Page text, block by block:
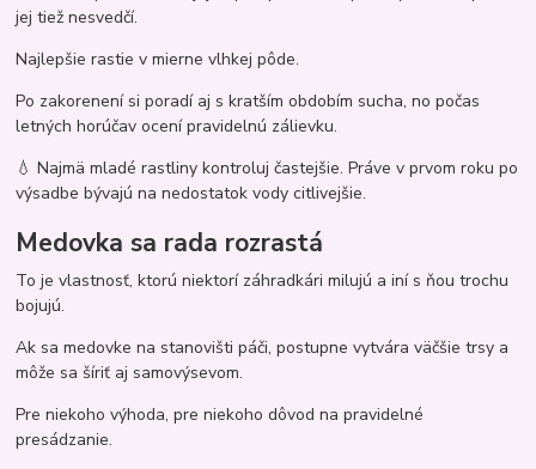
jej tiež nesvedčí.
Najlepšie rastie v mierne vlhkej pôde.
Po zakorenení si poradí aj s kratším obdobím sucha, no počas
letných horúčav ocení pravidelnú zálievku.
💧 Najmä mladé rastliny kontroluj častejšie. Práve v prvom roku po
výsadbe bývajú na nedostatok vody citlivejšie.
Medovka sa rada rozrastá
To je vlastnosť, ktorú niektorí záhradkári milujú a iní s ňou trochu
bojujú.
Ak sa medovke na stanovišti páči, postupne vytvára väčšie trsy a
môže sa šíriť aj samovýsevom.
Pre niekoho výhoda, pre niekoho dôvod na pravidelné
presádzanie.